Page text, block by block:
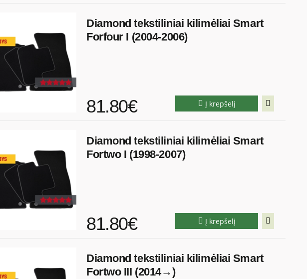
Diamond tekstiliniai kilimėliai Smart
Forfour I (2004-2006)
81.80€ Į krepšelį
Diamond tekstiliniai kilimėliai Smart
Fortwo I (1998-2007)
81.80€ Į krepšelį
Diamond tekstiliniai kilimėliai Smart
Fortwo III (2014→)